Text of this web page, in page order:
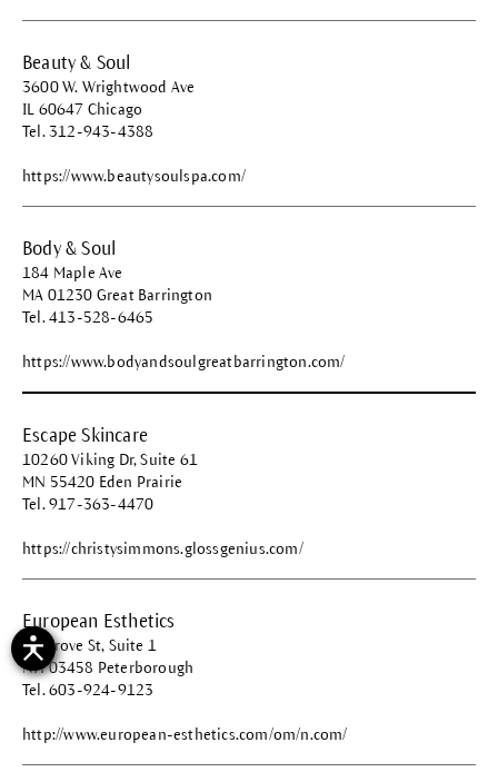
Beauty & Soul
3600 W. Wrightwood Ave
IL 60647 Chicago
Tel. 312-943-4388
https://www.beautysoulspa.com/
Body & Soul
184 Maple Ave
MA 01230 Great Barrington
Tel. 413-528-6465
https://www.bodyandsoulgreatbarrington.com/
Escape Skincare
10260 Viking Dr, Suite 61
MN 55420 Eden Prairie
Tel. 917-363-4470
https://christysimmons.glossgenius.com/
European Esthetics
36 Grove St, Suite 1
NH 03458 Peterborough
Tel. 603-924-9123
http://www.european-esthetics.com/om/n.com/